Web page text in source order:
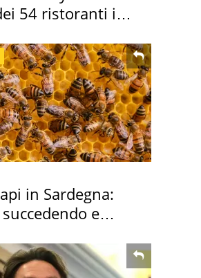
54 ristoranti in
in Sardegna:
e